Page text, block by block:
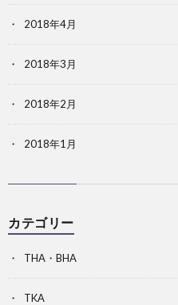
2018年4月
2018年3月
2018年2月
2018年1月
カテゴリー
THA・BHA
TKA